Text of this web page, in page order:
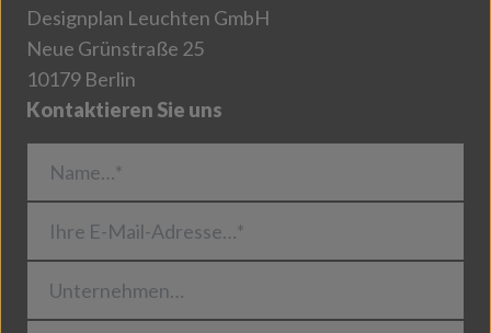
Designplan Leuchten GmbH
Neue Grünstraße 25
10179 Berlin
Kontaktieren Sie uns